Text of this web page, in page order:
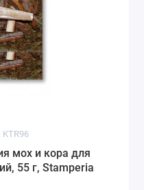
KTR96
мох и кора для
55 г, Stamperia